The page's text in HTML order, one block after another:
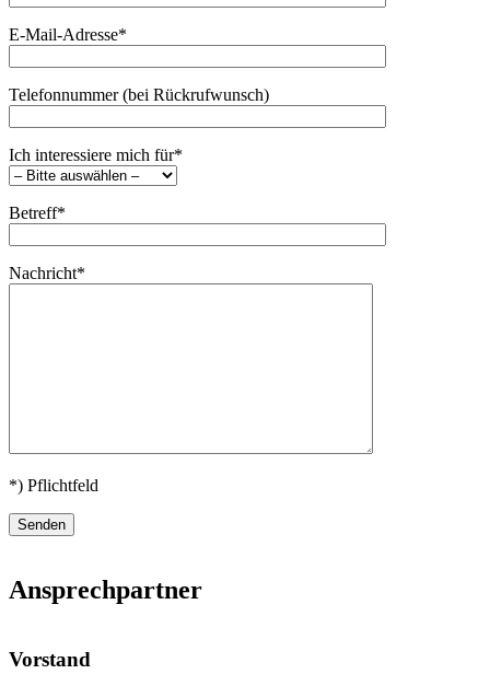
E-Mail-Adresse*
Telefonnummer (bei Rückrufwunsch)
Ich interessiere mich für*
Betreff*
Nachricht*
*) Pflichtfeld
Ansprechpartner
Vorstand